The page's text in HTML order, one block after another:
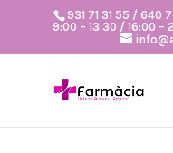
931 71 31 55 / 640
9:00 – 13:30 / 16:00 –